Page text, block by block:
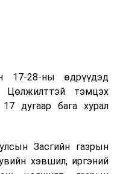
28-ны өдрүүдэд
Цөлжилттэй тэмцэх
дугаар бага хурал
Засгийн газрын
хэвшил, иргэний